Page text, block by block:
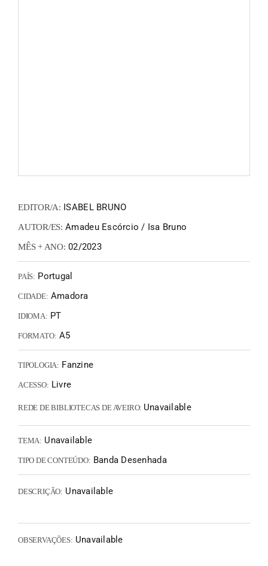
EDITOR/A: ISABEL BRUNO
AUTOR/ES: Amadeu Escórcio / Isa Bruno
MÊS + ANO: 02/2023
PAÍS: Portugal
CIDADE: Amadora
IDIOMA: PT
FORMATO: A5
TIPOLOGIA: Fanzine
ACESSO: Livre
REDE DE BIBLIOTECAS DE AVEIRO: Unavailable
TEMA: Unavailable
TIPO DE CONTEÚDO: Banda Desenhada
DESCRIÇÃO: Unavailable
OBSERVAÇÕES: Unavailable